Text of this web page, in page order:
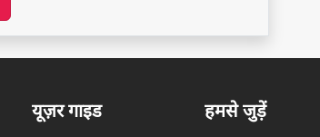
यूज़र गाइड हमसे जुड़ें